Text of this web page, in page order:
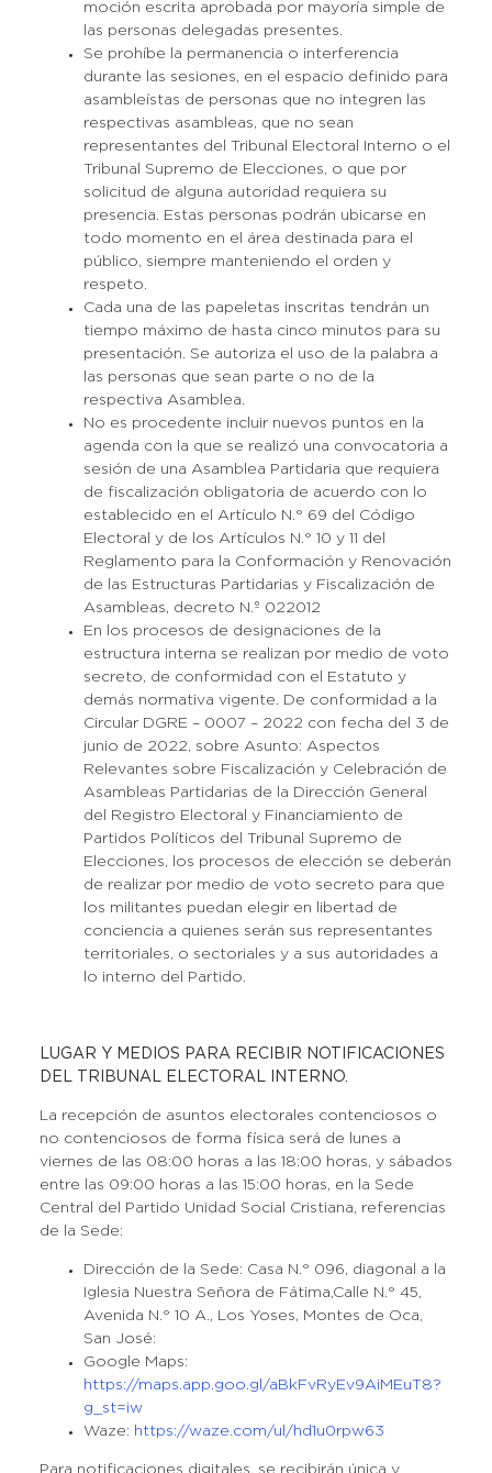
moción escrita aprobada por mayoría simple de
las personas delegadas presentes.
Se prohíbe la permanencia o interferencia
durante las sesiones, en el espacio definido para
asambleístas de personas que no integren las
respectivas asambleas, que no sean
representantes del Tribunal Electoral Interno o el
Tribunal Supremo de Elecciones, o que por
solicitud de alguna autoridad requiera su
presencia. Estas personas podrán ubicarse en
todo momento en el área destinada para el
público, siempre manteniendo el orden y
respeto.
Cada una de las papeletas inscritas tendrán un
tiempo máximo de hasta cinco minutos para su
presentación. Se autoriza el uso de la palabra a
las personas que sean parte o no de la
respectiva Asamblea.
No es procedente incluir nuevos puntos en la
agenda con la que se realizó una convocatoria a
sesión de una Asamblea Partidaria que requiera
de fiscalización obligatoria de acuerdo con lo
establecido en el Artículo N.° 69 del Código
Electoral y de los Artículos N.° 10 y 11 del
Reglamento para la Conformación y Renovación
de las Estructuras Partidarias y Fiscalización de
Asambleas, decreto N.º 022012
En los procesos de designaciones de la
estructura interna se realizan por medio de voto
secreto, de conformidad con el Estatuto y
demás normativa vigente. De conformidad a la
Circular DGRE – 0007 – 2022 con fecha del 3 de
junio de 2022, sobre Asunto: Aspectos
Relevantes sobre Fiscalización y Celebración de
Asambleas Partidarias de la Dirección General
del Registro Electoral y Financiamiento de
Partidos Políticos del Tribunal Supremo de
Elecciones, los procesos de elección se deberán
de realizar por medio de voto secreto para que
los militantes puedan elegir en libertad de
conciencia a quienes serán sus representantes
territoriales, o sectoriales y a sus autoridades a
lo interno del Partido.
LUGAR Y MEDIOS PARA RECIBIR NOTIFICACIONES
DEL TRIBUNAL ELECTORAL INTERNO.
La recepción de asuntos electorales contenciosos o
no contenciosos de forma física será de lunes a
viernes de las 08:00 horas a las 18:00 horas, y sábados
entre las 09:00 horas a las 15:00 horas, en la Sede
Central del Partido Unidad Social Cristiana, referencias
de la Sede:
Dirección de la Sede: Casa N.° 096, diagonal a la
Iglesia Nuestra Señora de Fátima,Calle N.° 45,
Avenida N.° 10 A., Los Yoses, Montes de Oca,
San José:
Google Maps:
https://maps.app.goo.gl/aBkFvRyEv9AiMEuT8?
g_st=iw
Waze: https://waze.com/ul/hd1u0rpw63
Para notificaciones digitales, se recibirán única y